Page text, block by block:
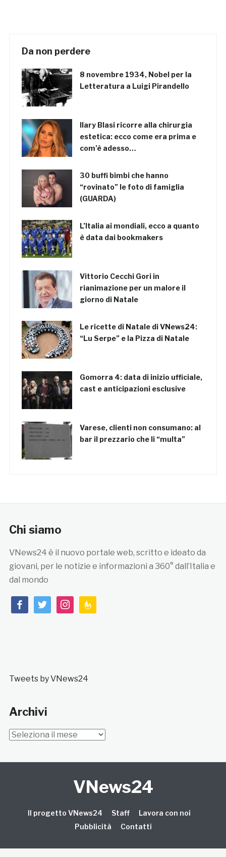
Da non perdere
8 novembre 1934, Nobel per la
Letteratura a Luigi Pirandello
Ilary Blasi ricorre alla chirurgia
estetica: ecco come era prima e
com’è adesso…
30 buffi bimbi che hanno
“rovinato” le foto di famiglia
(GUARDA)
L’Italia ai mondiali, ecco a quanto
è data dai bookmakers
Vittorio Cecchi Gori in
rianimazione per un malore il
giorno di Natale
Le ricette di Natale di VNews24:
“Lu Serpe” e la Pizza di Natale
Gomorra 4: data di inizio ufficiale,
cast e anticipazioni esclusive
Varese, clienti non consumano: al
bar il prezzario che li “multa”
Chi siamo
VNews24 è il nuovo portale web, scritto e ideato da
giovani, per le notizie e informazioni a 360° dall’Italia e
dal mondo
facebooktwitterinstagramfeedburner
Tweets by VNews24
Archivi
Archivi
VNews24
Il progetto VNews24 Staff
Lavora con noi
Pubblicità
Contatti